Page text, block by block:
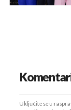
Uključite se u